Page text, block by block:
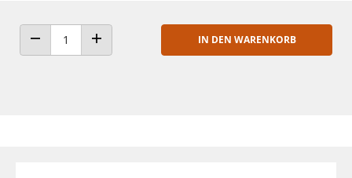
ANZAHL VERRINGERNANZAHL ERHÖHEN
IN DEN WARENKORB